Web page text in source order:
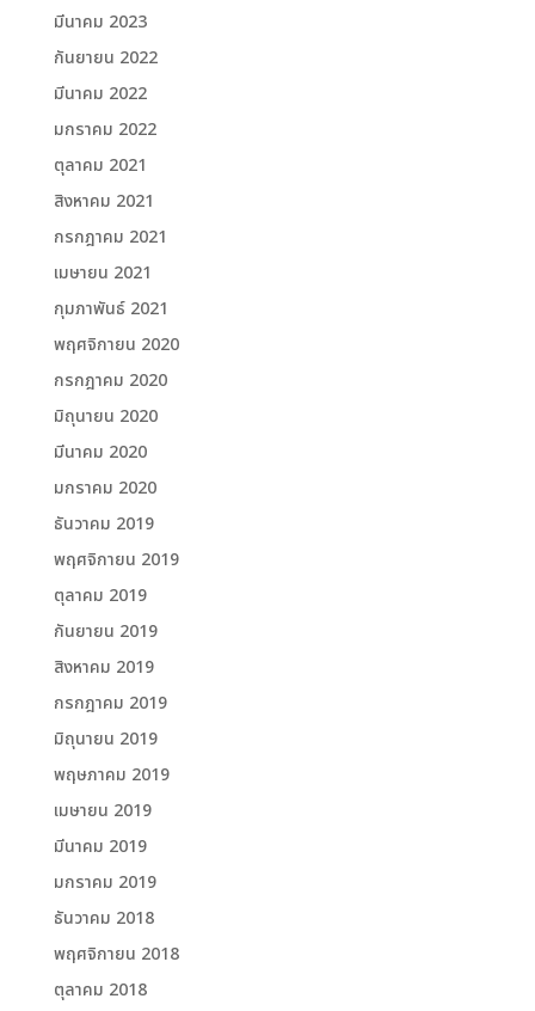
มีนาคม 2023
กันยายน 2022
มีนาคม 2022
มกราคม 2022
ตุลาคม 2021
สิงหาคม 2021
กรกฎาคม 2021
เมษายน 2021
กุมภาพันธ์ 2021
พฤศจิกายน 2020
กรกฎาคม 2020
มิถุนายน 2020
มีนาคม 2020
มกราคม 2020
ธันวาคม 2019
พฤศจิกายน 2019
ตุลาคม 2019
กันยายน 2019
สิงหาคม 2019
กรกฎาคม 2019
มิถุนายน 2019
พฤษภาคม 2019
เมษายน 2019
มีนาคม 2019
มกราคม 2019
ธันวาคม 2018
พฤศจิกายน 2018
ตุลาคม 2018